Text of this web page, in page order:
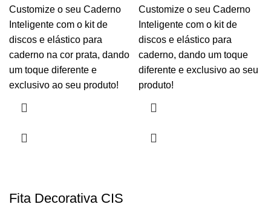
Customize o seu Caderno
Inteligente com o kit de
discos e elástico para
caderno na cor prata, dando
um toque diferente e
exclusivo ao seu produto!
Customize o seu Caderno
Inteligente com o kit de
discos e elástico para
caderno, dando um toque
diferente e exclusivo ao seu
produto!
Fita Decorativa CIS